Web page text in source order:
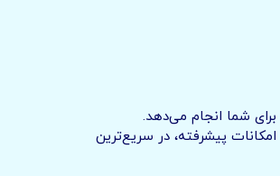
شما انجام می‌دهد.
پیشرفته، در سریع‌ترین